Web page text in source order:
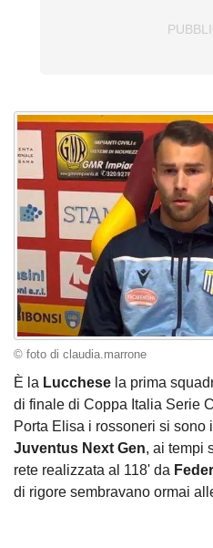
© foto di claudia.marrone
È la Lucchese la prima
di finale di Coppa Italia Serie
Porta Elisa i rossoneri si sono
Juventus Next Gen, ai tempi
rete realizzata al 118' da
di rigore sembravano ormai